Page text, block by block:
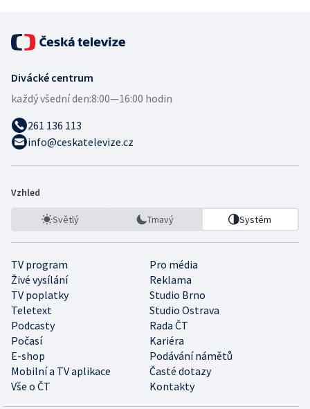
Divácké centrum
každý všední den:8:00—16:00 hodin
261 136 113
info@ceskatelevize.cz
Vzhled
Světlý Tmavý Systém
TV program
Pro média
Živé vysílání
Reklama
TV poplatky
Studio Brno
Teletext
Studio Ostrava
Podcasty
Rada ČT
Počasí
Kariéra
E-shop
Podávání námětů
Mobilní a TV aplikace
Časté dotazy
Vše o ČT
Kontakty